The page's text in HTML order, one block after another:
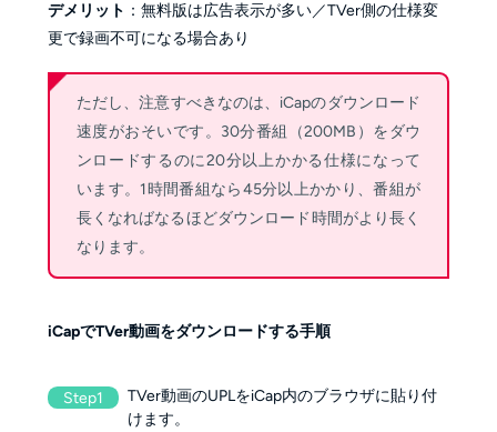
デメリット ：無料版は広告表示が多い／TVer側の仕様変
更で録画不可になる場合あり
ただし、注意すべきなのは、iCapのダウンロード
速度がおそいです。30分番組（200MB）をダウ
ンロードするのに20分以上かかる仕様になって
います。1時間番組なら45分以上かかり、番組が
長くなればなるほどダウンロード時間がより長く
なります。
iCapでTVer動画をダウンロードする手順
Step1
TVer動画のUPLをiCap内のブラウザに貼り付
けます。